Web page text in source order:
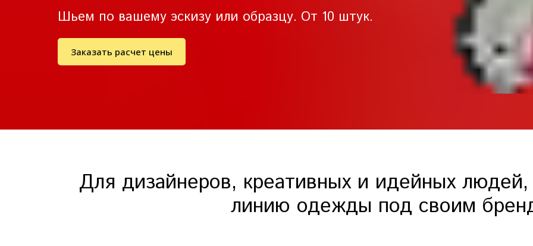
Шьем по вашему эскизу или образцу. От 10 штук.
Заказать расчет цены
Для дизайнеров, креативных и идейных людей,
линию одежды под своим